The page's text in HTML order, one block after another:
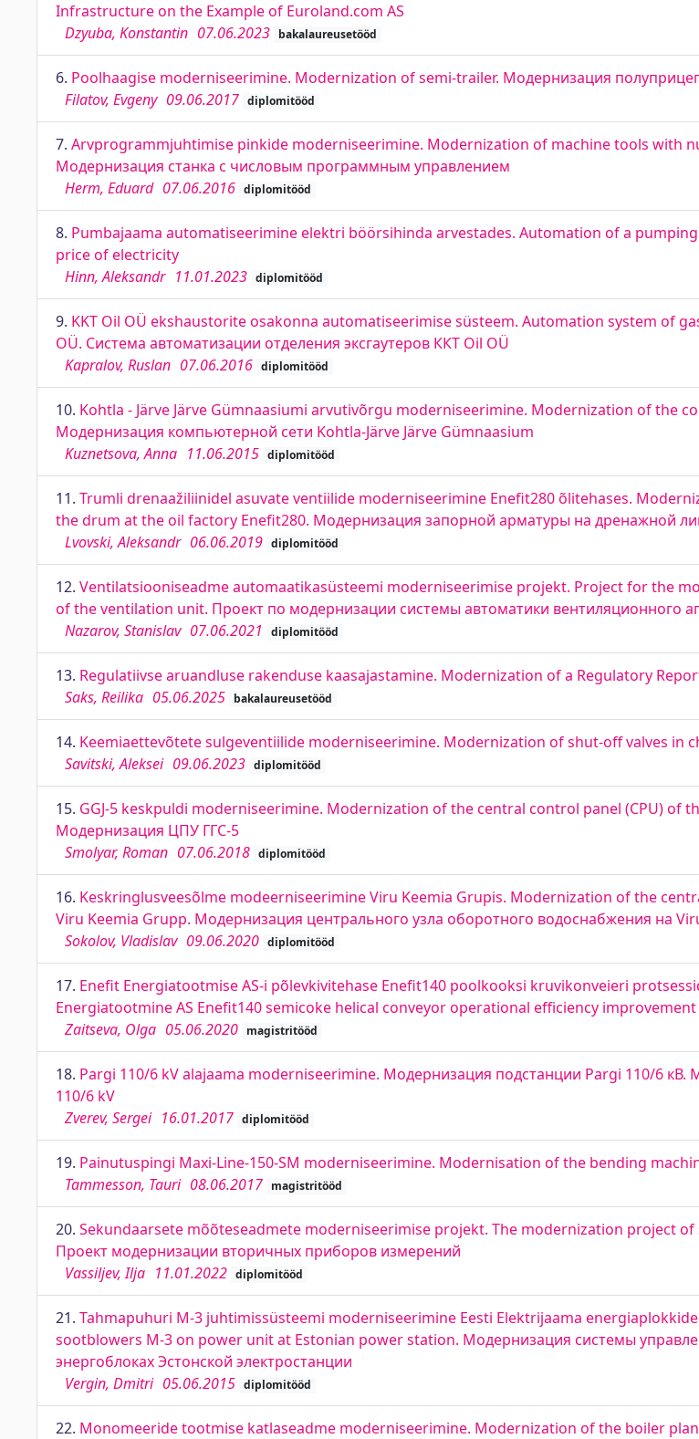
Infrastructure on the Example of Euroland.com AS
Dzyuba, Konstantin 07.06.2023 bakalaureusetööd
6. Poolhaagise moderniseerimine. Modernization of semi-trailer. Модернизация
Filatov, Evgeny 09.06.2017 diplomitööd
7. Arvprogrammjuhtimise pinkide moderniseerimine. Modernization of machine tools with
Модернизация станка с числовым программным управлением
Herm, Eduard 07.06.2016 diplomitööd
8. Pumbajaama automatiseerimine elektri böörsihinda arvestades. Automation of a
price of electricity
Hinn, Aleksandr 11.01.2023 diplomitööd
9. KKT Oil OÜ ekshaustorite osakonna automatiseerimise süsteem. Automation system of
OÜ. Система автоматизации отделения эксгаутеров ККТ Oil OÜ
Kapralov, Ruslan 07.06.2016 diplomitööd
10. Kohtla - Järve Järve Gümnaasiumi arvutivõrgu moderniseerimine. Modernization of the
Модернизация компьютерной сети Kohtla-Järve Järve Gümnaasium
Kuznetsova, Anna 11.06.2015 diplomitööd
11. Trumli drenaažiliinidel asuvate ventiilide moderniseerimine Enefit280 õlitehases.
the drum at the oil factory Enefit280. Модернизация запорной арматуры на дренажной
Lvovski, Aleksandr 06.06.2019 diplomitööd
12. Ventilatsiooniseadme automaatikasüsteemi moderniseerimise projekt. Project for the
of the ventilation unit. Проект по модернизации системы автоматики вентиляционного
Nazarov, Stanislav 07.06.2021 diplomitööd
13. Regulatiivse aruandluse rakenduse kaasajastamine. Modernization of a Regulatory
Saks, Reilika 05.06.2025 bakalaureusetööd
14. Keemiaettevõtete sulgeventiilide moderniseerimine. Modernization of shut-off valves in
Savitski, Aleksei 09.06.2023 diplomitööd
15. GGJ-5 keskpuldi moderniseerimine. Modernization of the central control panel (CPU) of
Модернизация ЦПУ ГГС-5
Smolyar, Roman 07.06.2018 diplomitööd
16. Keskringlusveesõlme modeerniseerimine Viru Keemia Grupis. Modernization of the
Viru Keemia Grupp. Модернизация центрального узла оборотного водоснабжения на
Sokolov, Vladislav 09.06.2020 diplomitööd
17. Enefit Energiatootmise AS-i põlevkivitehase Enefit140 poolkooksi kruvikonveieri
Energiatootmine AS Enefit140 semicoke helical conveyor operational efficiency improvement
Zaitseva, Olga 05.06.2020 magistritööd
18. Pargi 110/6 kV alajaama moderniseerimine. Модернизация подстанции Pargi 110/6
110/6 kV
Zverev, Sergei 16.01.2017 diplomitööd
19. Painutuspingi Maxi-Line-150-SM moderniseerimine. Modernisation of the bending
Tammesson, Tauri 08.06.2017 magistritööd
20. Sekundaarsete mõõteseadmete moderniseerimise projekt. The modernization project
Проект модернизации вторичных приборов измерений
Vassiljev, Ilja 11.01.2022 diplomitööd
21. Tahmapuhuri M-3 juhtimissüsteemi moderniseerimine Eesti Elektrijaama
sootblowers M-3 on power unit at Estonian power station. Модернизация системы
энергоблоках Эстонской электростанции
Vergin, Dmitri 05.06.2015 diplomitööd
22. Monomeeride tootmise katlaseadme moderniseerimine. Modernization of the boiler